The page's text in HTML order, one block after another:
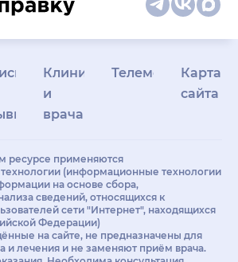
Клиникам
и
врачам
Телемедицина
Карта
сайта
ресурсе применяются
(информационные технологии
на основе сбора,
сведений, относящихся к
сети "Интернет", находящихся
Федерации)
на сайте, не предназначены для
и лечения и не заменяют приём врача.